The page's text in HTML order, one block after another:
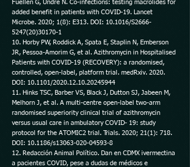
Fuellen G, Undre N. Co-infections: testing macrolides for
added benefit in patients with COVID-19. Lancet
Microbe. 2020; 1(8): E313. DOI: 10.1016/S2666-
5247(20)30170-1
10. Horby PW, Roddick A, Spata E, Staplin N, Emberson
JR, Pessoa-Amorim G, et al. Azithromycin in Hospitalised
Patients with COVID-19 (RECOVERY): a randomised,
controlled, open-label, platform trial. medRxiv. 2020.
DOI: 10.1101/2020.12.10.20245944
11. Hinks TSC, Barber VS, Black J, Dutton SJ, Jabeen M,
Melhorn J, et al. A multi-centre open-label two-arm
randomised superiority clinical trial of azithromycin
versus usual care in ambulatory COVID- 19: study
protocol for the ATOMIC2 trial. Trials. 2020; 21(1): 718.
DOI: 10.1186/s13063-020-04593-8
12. Redacción Animal Político. Dan en CDMX ivermectina
a pacientes COVID, pese a dudas de médicos e